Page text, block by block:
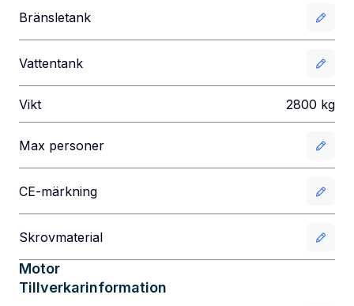
Bränsletank
Vattentank
Vikt 2800 kg
Max personer
CE-märkning
Skrovmaterial
Motor
Tillverkarinformation